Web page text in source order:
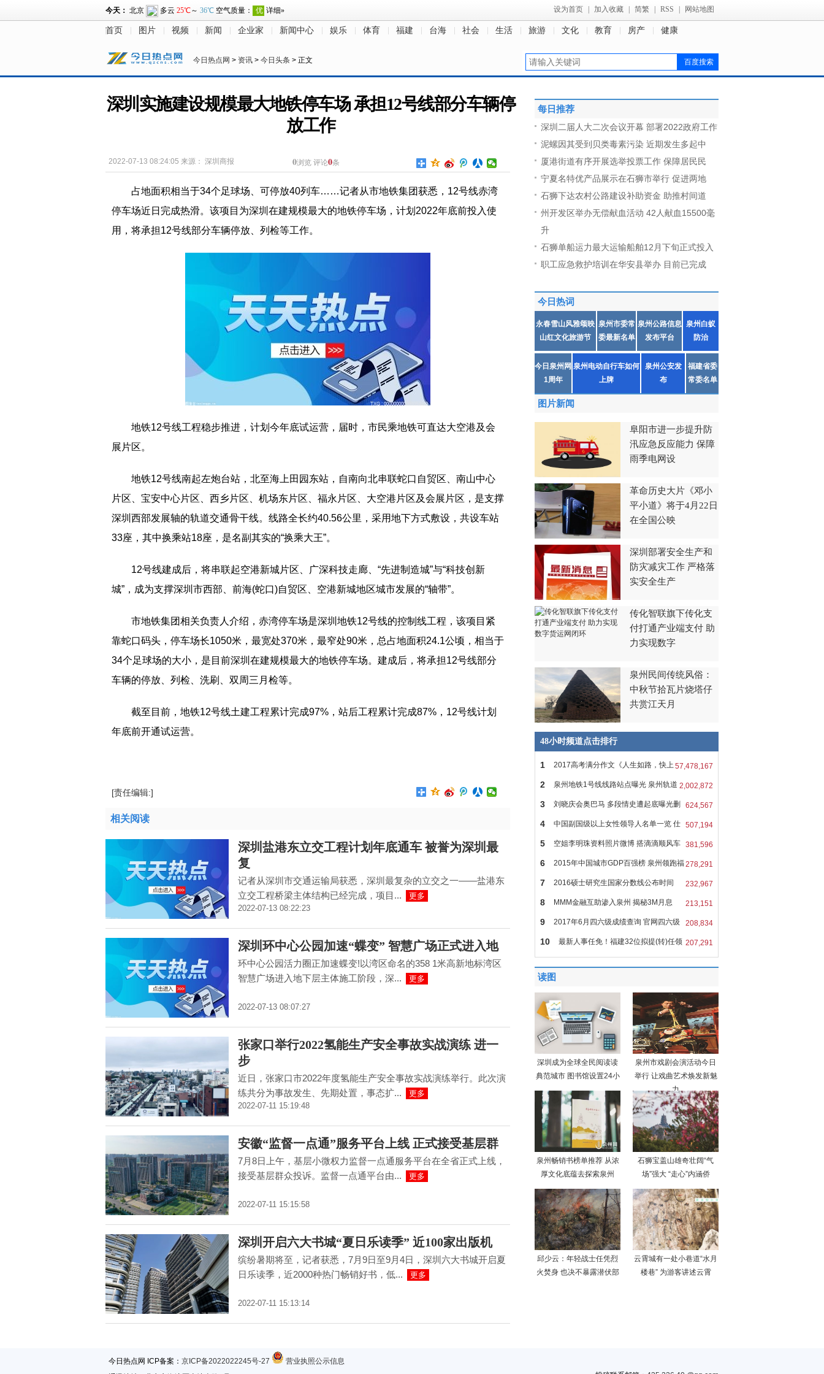
设为首页 加入收藏 简繁 RSS 网站地图
首页 图片 视频 新闻 企业家 新闻中心 娱乐 体育 福建 台海 社会 生活 旅游 文化 教育 房产 健康
今日热点网 > 资讯 > 今日头条 > 正文
深圳实施建设规模最大地铁停车场 承担12号线部分车辆停
放工作
2022-07-13 08:24:05 来源： 深圳商报 0浏览 评论0条
占地面积相当于34个足球场、可停放40列车……记者从市地铁集团获悉，12号线赤湾
停车场近日完成热滑。该项目为深圳在建规模最大的地铁停车场，计划2022年底前投入使
用，将承担12号线部分车辆停放、列检等工作。
地铁12号线工程稳步推进，计划今年底试运营，届时，市民乘地铁可直达大空港及会
展片区。
地铁12号线南起左炮台站，北至海上田园东站，自南向北串联蛇口自贸区、南山中心
片区、宝安中心片区、西乡片区、机场东片区、福永片区、大空港片区及会展片区，是支撑
深圳西部发展轴的轨道交通骨干线。线路全长约40.56公里，采用地下方式敷设，共设车站
33座，其中换乘站18座，是名副其实的“换乘大王”。
12号线建成后，将串联起空港新城片区、广深科技走廊、“先进制造城”与“科技创新
城”，成为支撑深圳市西部、前海(蛇口)自贸区、空港新城地区城市发展的“轴带”。
市地铁集团相关负责人介绍，赤湾停车场是深圳地铁12号线的控制线工程，该项目紧
靠蛇口码头，停车场长1050米，最宽处370米，最窄处90米，总占地面积24.1公顷，相当于
34个足球场的大小，是目前深圳在建规模最大的地铁停车场。建成后，将承担12号线部分
车辆的停放、列检、洗刷、双周三月检等。
截至目前，地铁12号线土建工程累计完成97%，站后工程累计完成87%，12号线计划
年底前开通试运营。
[责任编辑:]
相关阅读
深圳盐港东立交工程计划年底通车 被誉为深圳最
复
记者从深圳市交通运输局获悉，深圳最复杂的立交之一——盐港东
立交工程桥梁主体结构已经完成，项目...
更多
2022-07-13 08:22:23
深圳环中心公园加速“蝶变” 智慧广场正式进入地
环中心公园活力圈正加速蝶变!以湾区命名的358 1米高新地标湾区
智慧广场进入地下层主体施工阶段，深...
更多
2022-07-13 08:07:27
张家口举行2022氢能生产安全事故实战演练 进一
步
近日，张家口市2022年度氢能生产安全事故实战演练举行。此次演
练共分为事故发生、先期处置，事态扩...
更多
2022-07-11 15:19:48
安徽“监督一点通”服务平台上线 正式接受基层群
7月8日上午，基层小微权力监督一点通服务平台在全省正式上线，
接受基层群众投诉。监督一点通平台由...
更多
2022-07-11 15:15:58
深圳开启六大书城“夏日乐读季” 近100家出版机
缤纷暑期将至，记者获悉，7月9日至9月4日，深圳六大书城开启夏
日乐读季，近2000种热门畅销好书，低...
更多
2022-07-11 15:13:14
每日推荐
深圳二届人大二次会议开幕 部署2022政府工作
泥螺因其受到贝类毒素污染 近期发生多起中
厦港街道有序开展选举投票工作 保障居民民
宁夏名特优产品展示在石狮市举行 促进两地
石狮下达农村公路建设补助资金 助推村间道
州开发区举办无偿献血活动 42人献血15500毫
升
石狮单船运力最大运输船舶12月下旬正式投入
职工应急救护培训在华安县举办 目前已完成
今日热词
永春雪山风雅颂映
山红文化旅游节
泉州市委常
委最新名单
泉州公路信息
发布平台
泉州白蚁
防治
今日泉州网
1周年
泉州电动自行车如何
上牌
泉州公安发
布
福建省委
常委名单
图片新闻
阜阳市进一步提升防
汛应急反应能力 保障
雨季电网设
革命历史大片《邓小
平小道》将于4月22日
在全国公映
深圳部署安全生产和
防灾减灾工作 严格落
实安全生产
传化智联旗下传化支
付打通产业端支付 助
力实现数字
泉州民间传统风俗：
中秋节拾瓦片烧塔仔
共赏江天月
48小时频道点击排行
57,478,167
1 2017高考满分作文《人生如路，快上
车吧 2,002,872
2 泉州地铁1号线线路站点曝光 泉州轨道
交 624,567
3 刘晓庆会奥巴马 多段情史遭起底曝光删
507,194
4 中国副国级以上女性领导人名单一览 仕
381,596
5 空姐李明珠资料照片微博 搭滴滴顺风车
278,291
6 2015年中国城市GDP百强榜 泉州领跑福
建 232,967
7 2016硕士研究生国家分数线公布时间
201 213,151
8 MMM金融互助渗入泉州 揭秘3M月息
30%的 208,834
9 2017年6月四六级成绩查询 官网四六级
成 207,291
10 最新人事任免！福建32位拟提(转)任领
导
读图
深圳成为全球全民阅读读
典范城市 图书馆设置24小
泉州市戏剧会演活动今日
举行 让戏曲艺术焕发新魅
力
泉州畅销书榜单推荐 从浓
厚文化底蕴去探索泉州
石狮宝盖山雄奇壮阔“气
场”强大 “走心”内涵侨
邱少云：年轻战士任凭烈
火焚身 也决不暴露潜伏部
云霄城有一处小巷道“水月
楼巷” 为游客讲述云霄
今日热点网 ICP备案： 京ICP备2022022245号-27
营业执照公示信息